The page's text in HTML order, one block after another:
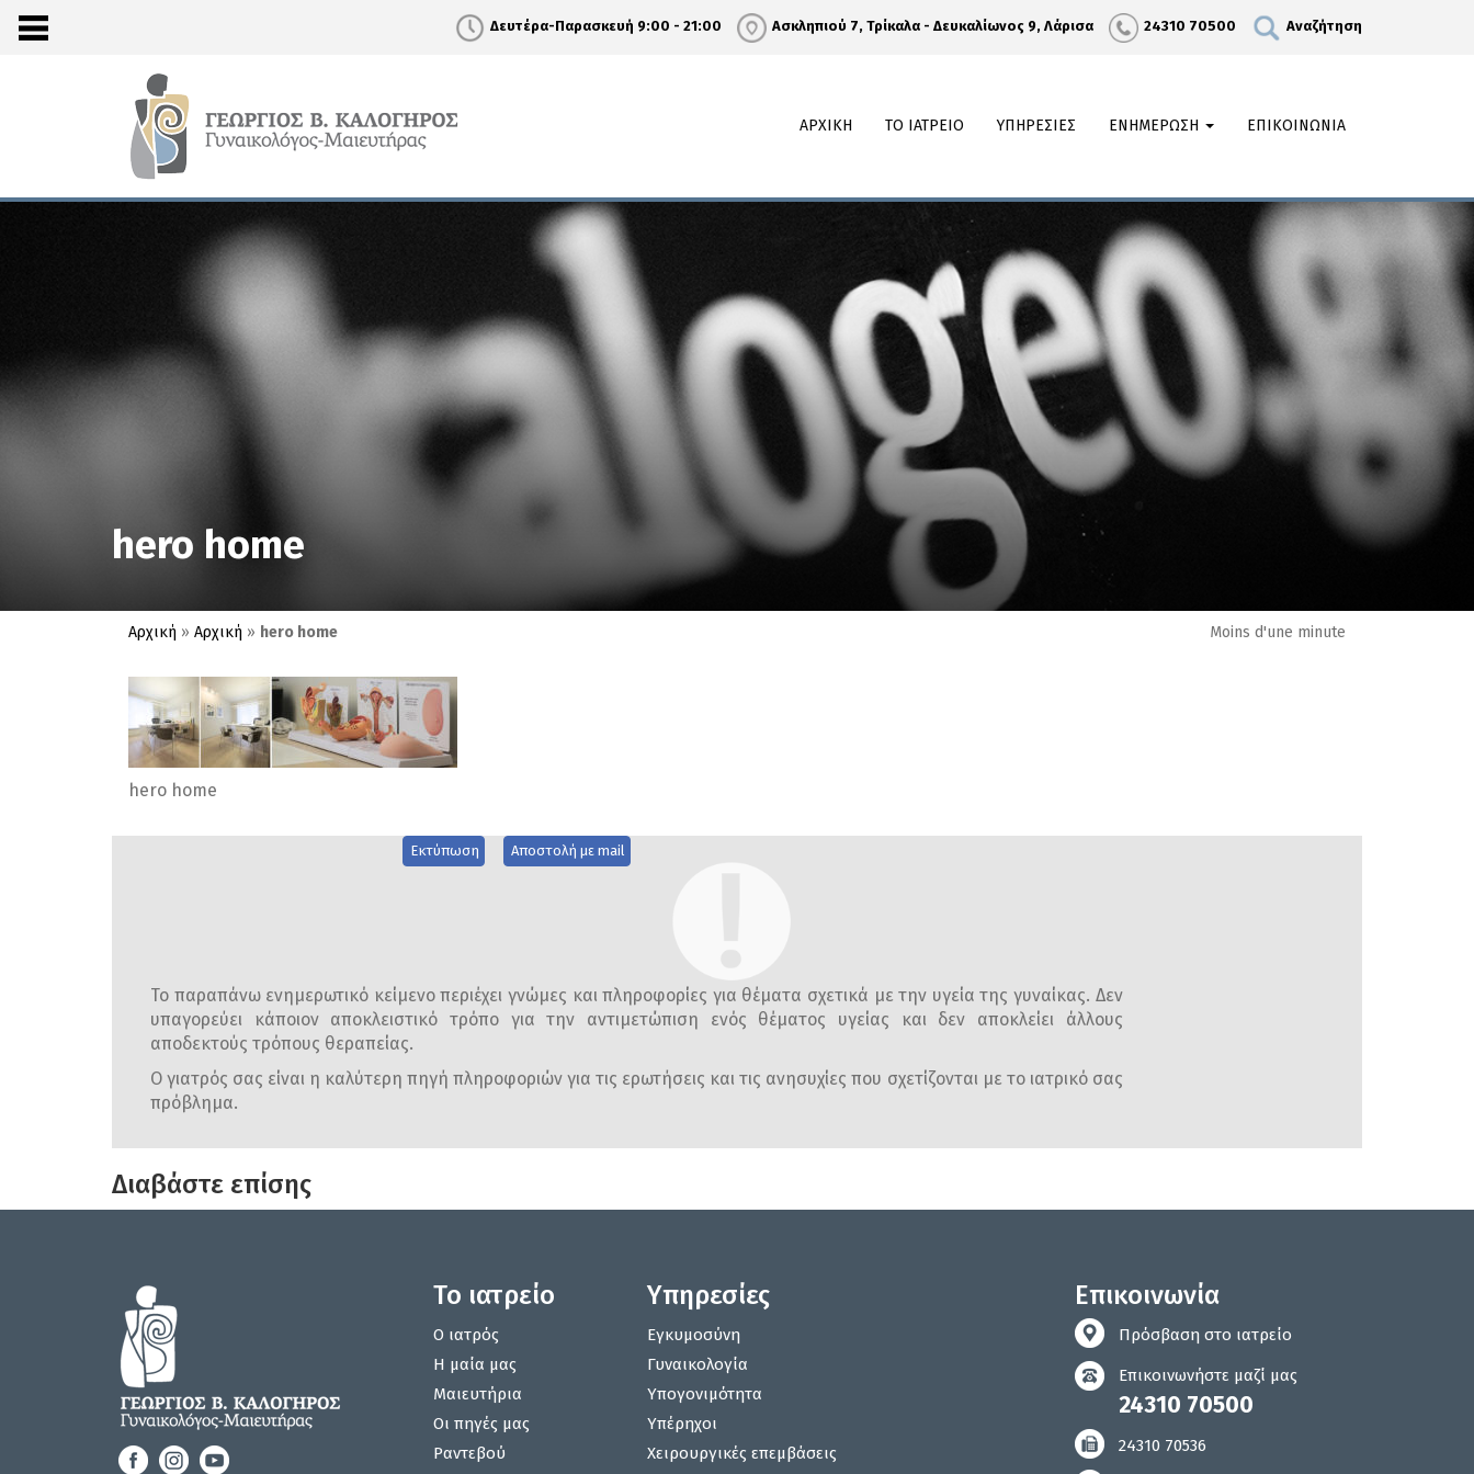
Δευτέρα-Παρασκευή 9:00 - 21:00 Ασκληπιού 7, Τρίκαλα - Δευκαλίωνος 9, Λάρισα 24310 70500 Αναζήτηση
ΑΡΧΙΚΗ ΤΟ ΙΑΤΡΕΙΟ ΥΠΗΡΕΣΙΕΣ ΕΝΗΜΕΡΩΣΗ ΕΠΙΚΟΙΝΩΝΙΑ
hero home
Αρχική » Αρχική » hero home Moins d'une minute
hero home
Εκτύπωση Αποστολή με mail
Το παραπάνω ενημερωτικό κείμενο περιέχει γνώμες και πληροφορίες για θέματα σχετικά με την υγεία της γυναίκας. Δεν
υπαγορεύει κάποιον αποκλειστικό τρόπο για την αντιμετώπιση ενός θέματος υγείας και δεν αποκλείει άλλους
αποδεκτούς τρόπους θεραπείας.
Ο γιατρός σας είναι η καλύτερη πηγή πληροφοριών για τις ερωτήσεις και τις ανησυχίες που σχετίζονται με το ιατρικό σας
πρόβλημα.
Διαβάστε επίσης
Το ιατρείο
Ο ιατρός
Η μαία μας
Μαιευτήρια
Οι πηγές μας
Ραντεβού
Υπηρεσίες
Εγκυμοσύνη
Γυναικολογία
Υπογονιμότητα
Υπέρηχοι
Χειρουργικές επεμβάσεις
Επικοινωνία
Πρόσβαση στο ιατρείο
Επικοινωνήστε μαζί μας
24310 70500
24310 70536